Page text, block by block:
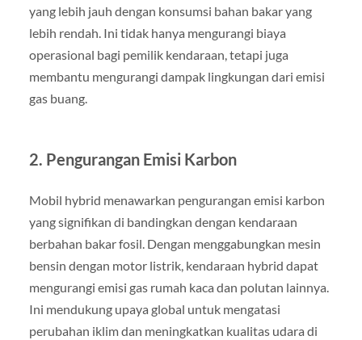
yang lebih jauh dengan konsumsi bahan bakar yang
lebih rendah. Ini tidak hanya mengurangi biaya
operasional bagi pemilik kendaraan, tetapi juga
membantu mengurangi dampak lingkungan dari emisi
gas buang.
2. Pengurangan Emisi Karbon
Mobil hybrid menawarkan pengurangan emisi karbon
yang signifikan di bandingkan dengan kendaraan
berbahan bakar fosil. Dengan menggabungkan mesin
bensin dengan motor listrik, kendaraan hybrid dapat
mengurangi emisi gas rumah kaca dan polutan lainnya.
Ini mendukung upaya global untuk mengatasi
perubahan iklim dan meningkatkan kualitas udara di